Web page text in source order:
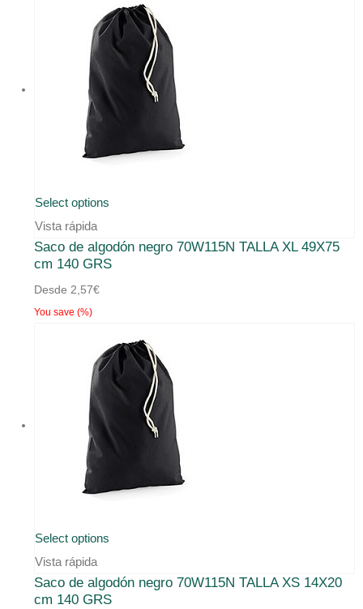
Select options
Vista rápida
Saco de algodón negro 70W115N TALLA XL 49X75
cm 140 GRS
Desde 2,57€
You save (%)
Select options
Vista rápida
Saco de algodón negro 70W115N TALLA XS 14X20
cm 140 GRS